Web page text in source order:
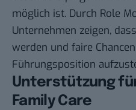
möglich ist. Durch Role
Unternehmen zeigen,
werden und faire
Führungsposition
Unterstützung
Family Care